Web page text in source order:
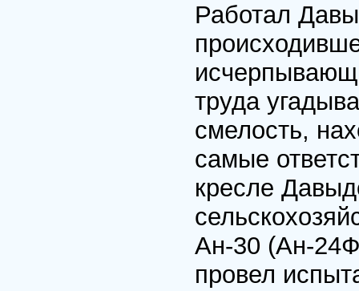
Работал
труда
смелость,
самые
кресле
Ан-30 (Ан-
провел